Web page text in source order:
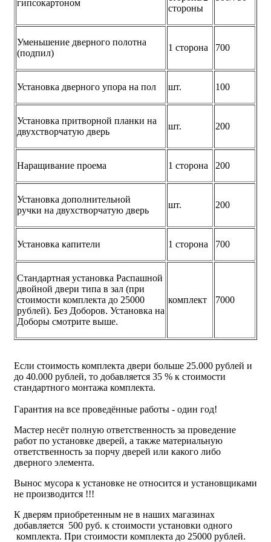
гипсокартоном
стороны
Уменьшение дверного полотна
(подпил)
1 сторона 700
Установка дверного упора на пол шт. 100
Установка притворной планки на
двухстворчатую дверь
шт. 200
Наращивание проема 1 сторона 200
Установка дополнительной
ручки на двухстворчатую дверь
шт. 200
Установка капители 1 сторона 700
Стандартная установка Распашной
двойной двери типа в зал (при
стоимости комплекта до 25000
рублей). Без Доборов. Установка на
Доборы смотрите выше.
комплект 7000
Если стоимость комплекта двери больше 25.000 рублей и
до 40.000 рублей, то добавляется 35 % к стоимости
стандартного монтажа комплекта.
Гарантия на все проведённые работы - один год!
Мастер несёт полную ответственность за проведение
работ по установке дверей, а также материальную
ответственность за порчу дверей или какого либо
дверного элемента.
Вынос мусора к установке не относится и установщиками
не производится !!!
К дверям приобретенным не в наших магазинах
добавляется 500 руб. к стоимости установки одного
комплекта. При стоимости комплекта до 25000 рублей.